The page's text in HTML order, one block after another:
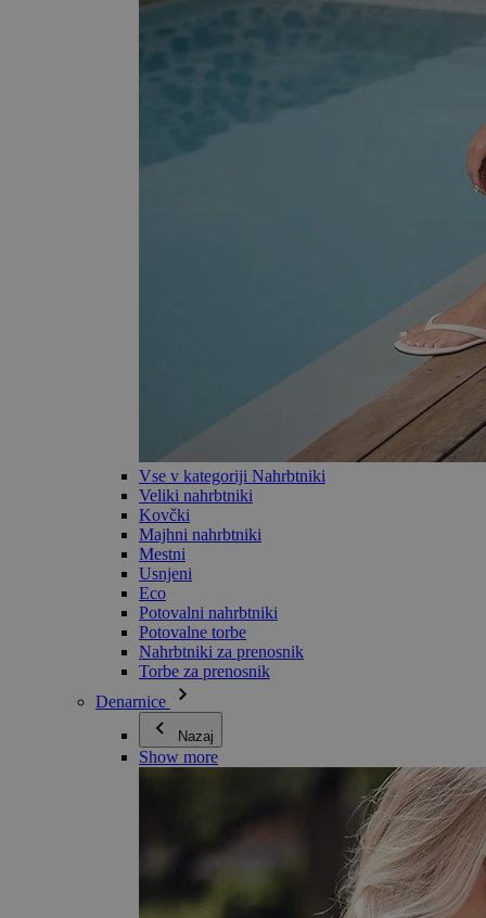
Vse v kategoriji Nahrbtniki
Veliki nahrbtniki
Kovčki
Majhni nahrbtniki
Mestni
Usnjeni
Eco
Potovalni nahrbtniki
Potovalne torbe
Nahrbtniki za prenosnik
Torbe za prenosnik
Denarnice
Nazaj
Show more